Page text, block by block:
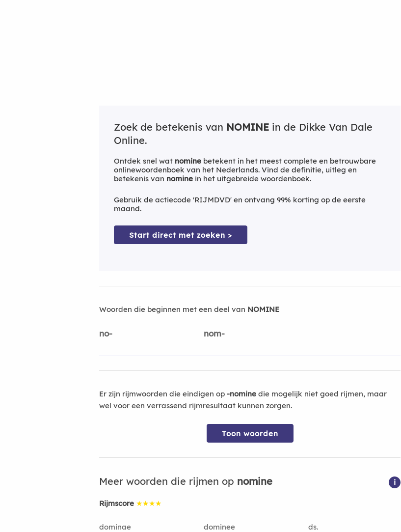
Zoek de betekenis van NOMINE in de Dikke Van Dale
Online.
Ontdek snel wat nomine betekent in het meest complete en betrouwbare
onlinewoordenboek van het Nederlands. Vind de definitie, uitleg en
betekenis van nomine in het uitgebreide woordenboek.
Gebruik de actiecode 'RIJMDVD' en ontvang 99% korting op de eerste
maand.
Start direct met zoeken >
Woorden die beginnen met een deel van NOMINE
no- nom-
Er zijn rijmwoorden die eindigen op -nomine die mogelijk niet goed rijmen, maar
wel voor een verrassend rijmresultaat kunnen zorgen.
Toon woorden
Meer woorden die rijmen op nomine i
Rijmscore ★★★★
dominae dominee
ds.